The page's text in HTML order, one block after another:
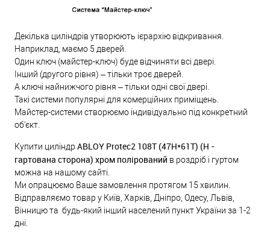
Декілька циліндрів утворюють ієрархію відкривання.
Наприклад, маємо 5 дверей.
Один ключ (майстер-ключ) буде відчиняти всі двері.
Інший (другого рівня) – тільки троє дверей.
А ключі найнижчого рівня – тільки одні свої двері.
Такі системи популярні для комерційних приміщень.
Майстер-системи створюємо індивідуально під конкретний
об'єкт.
Купити циліндр ABLOY Protec2 108T (47Н*61Т) (Н -
гартована сторона) хром полірований в роздріб і гуртом
можна на нашому сайті.
Ми опрацюємо Ваше замовлення протягом 15 хвилин.
Відправляємо товар у Київ, Харків, Дніпро, Одесу, Львів,
Вінницю та будь-який інший населений пункт України за 1-2
дні.